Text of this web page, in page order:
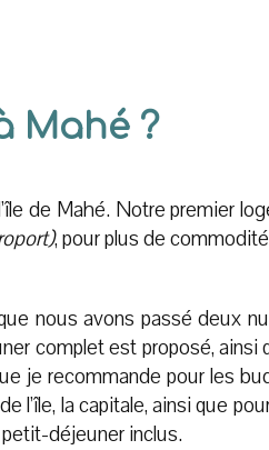
Mahé ?
de Mahé. Notre premier
, pour plus de
nous avons passé deux
complet est proposé, ainsi
je recommande pour les
l’île, la capitale, ainsi que
déjeuner inclus.